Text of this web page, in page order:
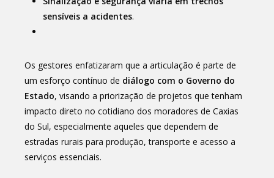
sensíveis a acidentes.
Os gestores enfatizaram que a articulação é parte de
um esforço contínuo de diálogo com o Governo do
Estado, visando a priorização de projetos que tenham
impacto direto no cotidiano dos moradores de Caxias
do Sul, especialmente aqueles que dependem de
estradas rurais para produção, transporte e acesso a
serviços essenciais.